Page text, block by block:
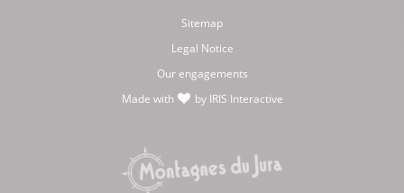
Sitemap
Legal Notice
Our engagements
Made with
by IRIS Interactive